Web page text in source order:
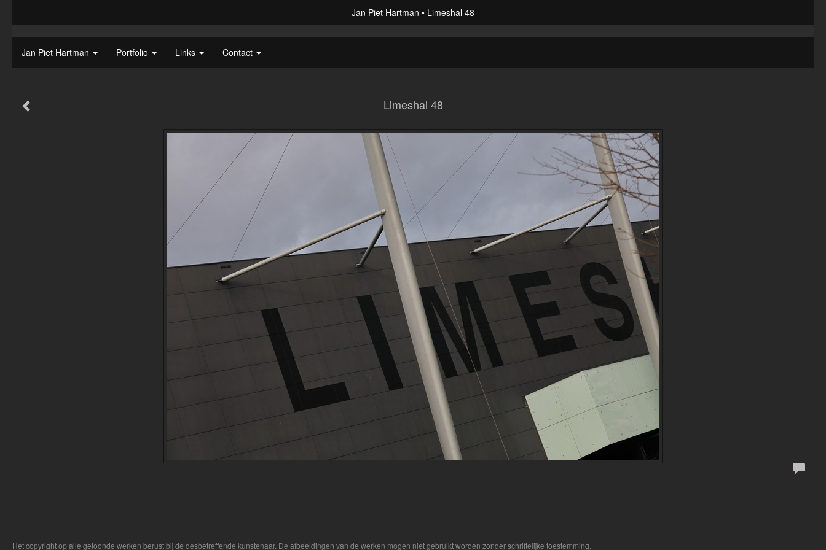
Jan Piet Hartman Limeshal 48
Jan Piet Hartman Portfolio Links Contact
Limeshal 48
Het copyright op alle getoonde werken berust bij de desbetreffende kunstenaar. De afbeeldingen van de werken mogen niet gebruikt worden zonder schriftelijke toestemming.